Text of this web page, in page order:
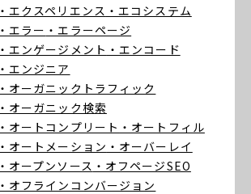
・エクスペリエンス ・エコシステム
・エラー ・エラーページ
・エンゲージメント ・エンコード
・エンジニア
・オーガニックトラフィック
・オーガニック検索
・オートコンプリート ・オートフィル
・オートメーション ・オーバーレイ
・オープンソース ・オフページSEO
・オフラインコンバージョン